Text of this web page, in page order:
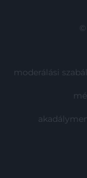
moderálási